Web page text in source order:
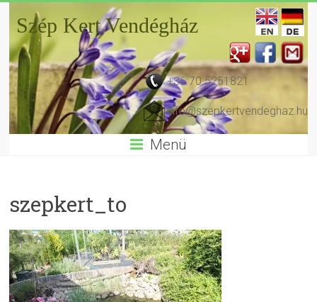
Szép Kert Vendégház
+36 70 5251821
info@szepkertvendeghaz.hu
Menü
szepkert_to